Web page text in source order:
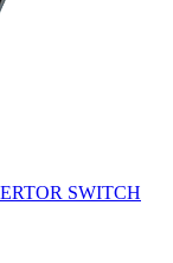
SWITCH